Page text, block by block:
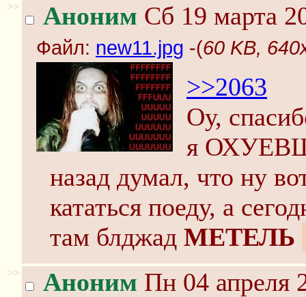
>> Аноним Сб 19 марта
Файл: new11.jpg -(60 KB,
>>2063
Оу,
я
назад думал, что ну
кататься поеду, а
там блджад МЕТЕЛЬ
>> Аноним Пн 04 апреля